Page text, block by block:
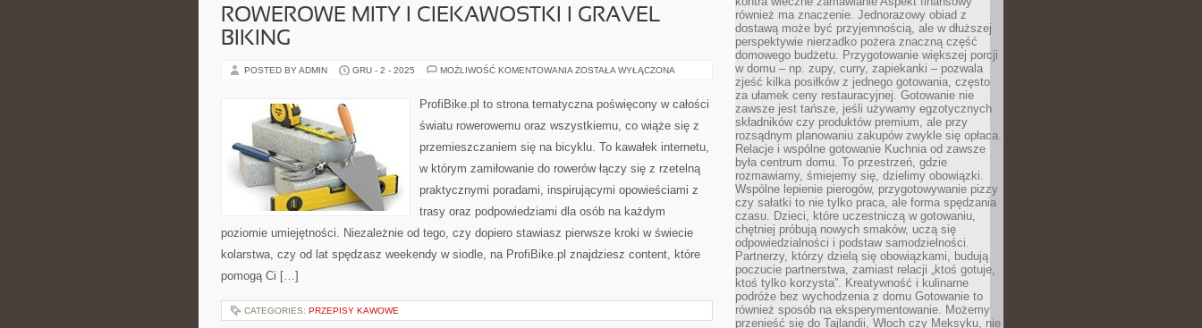
ROWEROWE MITY I CIEKAWOSTKI I GRAVEL
BIKING
POSTED BY ADMIN GRU - 2 - 2025 MOŻLIWOŚĆ KOMENTOWANIA ROWEROWE
CIEKAWOSTKI
I
BIKING
ZOSTAŁA WYŁĄCZONA
ProfiBike.pl to strona tematyczna poświęcony w całości
światu rowerowemu oraz wszystkiemu, co wiąże się z
przemieszczaniem się na bicyklu. To kawałek internetu,
w którym zamiłowanie do rowerów łączy się z rzetelną
praktycznymi poradami, inspirującymi opowieściami z
trasy oraz podpowiedziami dla osób na każdym
poziomie umiejętności. Niezależnie od tego, czy dopiero stawiasz pierwsze kroki w świecie
kolarstwa, czy od lat spędzasz weekendy w siodle, na ProfiBike.pl znajdziesz content, które
pomogą Ci […]
CATEGORIES: PRZEPISY KAWOWE
również ma znaczenie. Jednorazowy obiad z
dostawą może być przyjemnością, ale w dłuższej
perspektywie nierzadko pożera znaczną część
domowego budżetu. Przygotowanie większej porcji
w domu – np. zupy, curry, zapiekanki – pozwala
zjeść kilka posiłków z jednego gotowania, często
za ułamek ceny restauracyjnej. Gotowanie nie
zawsze jest tańsze, jeśli używamy egzotycznych
składników czy produktów premium, ale przy
rozsądnym planowaniu zakupów zwykle się opłaca.
Relacje i wspólne gotowanie Kuchnia od zawsze
była centrum domu. To przestrzeń, gdzie
rozmawiamy, śmiejemy się, dzielimy obowiązki.
Wspólne lepienie pierogów, przygotowywanie pizzy
czy sałatki to nie tylko praca, ale forma spędzania
czasu. Dzieci, które uczestniczą w gotowaniu,
chętniej próbują nowych smaków, uczą się
odpowiedzialności i podstaw samodzielności.
Partnerzy, którzy dzielą się obowiązkami, budują
poczucie partnerstwa, zamiast relacji „ktoś gotuje,
ktoś tylko korzysta”. Kreatywność i kulinarne
podróże bez wychodzenia z domu Gotowanie to
również sposób na eksperymentowanie. Możemy
przenieść się do Tajlandii, Włoch czy Meksyku, nie